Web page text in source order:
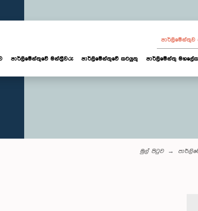
පාර්ලි‌මේන්තුව
පාර්ලි‌මේන්තුවේ මන්ත්‍රීවරු පාර්ලිමේන්තුවේ කටයුතු පාර්ලිමේන්තු
මුල් පිටුව